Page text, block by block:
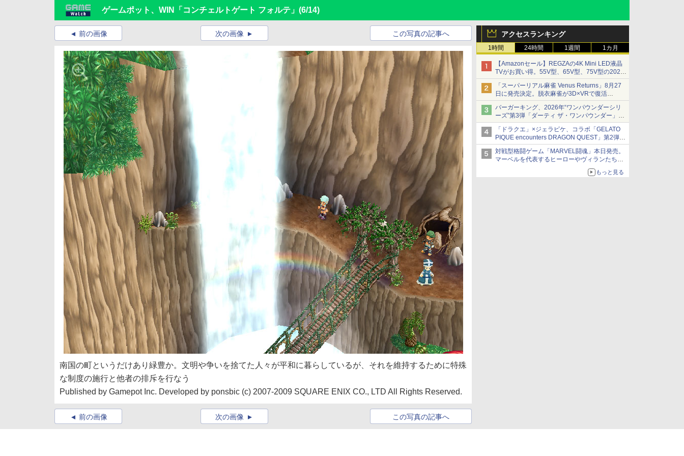
ゲームポット、WIN「コンチェルトゲート フォルテ」 (6/14)
アクセスランキング
1時間 24時間 1週間 1カ月
【Amazonセール】REGZAの4K Mini LED液晶
TVがお買い得。55V型、65V型、75V型の2026
年モデルがラインナップ
「スーパーリアル麻雀 Venus Returns」8月27
日に発売決定。脱衣麻雀が3D×VRで復活
発売から2週間は20%オフになるセールが実施
バーガーキング、2026年“ワンパウンダーシリ
ーズ”第3弾「ダーティ ザ・ワンパウンダー」を
8月7日発売
「特製ガーリックマヨソース」を使用した超大
型チーズバーガー
「ドラクエ」×ジェラピケ、コラボ「GELATO
PIQUE encounters DRAGON QUEST」第2弾が
本日発売
アイスカップに入ったスライムやわたぼう、ベ
ビーサタンなどがオリジナルアートで登場
対戦型格闘ゲーム「MARVEL闘魂」本日発売。
マーベルを代表するヒーローやヴィランたちが
「GUILTY GEAR」などの格ゲーを手掛けるア
もっと見る
前の画像 この写真の記事へ
次の画像
南国の町というだけあり緑豊か。文明や争いを捨てた人々が平和に暮らしているが、それを維持するために特殊
な制度の施行と他者の排斥を行なう
Published by Gamepot Inc. Developed by ponsbic (c) 2007-2009 SQUARE ENIX CO., LTD All Rights Reserved.
前の画像 この写真の記事へ
次の画像